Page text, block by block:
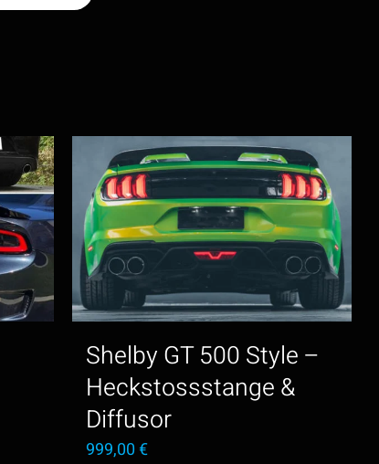
Shelby GT 500 Style –
Heckstossstange &
Diffusor
999,00€